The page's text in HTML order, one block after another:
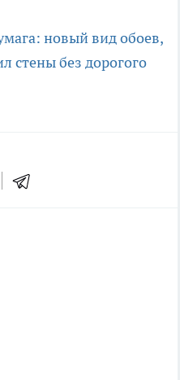
новый вид обоев,
стены без дорогого